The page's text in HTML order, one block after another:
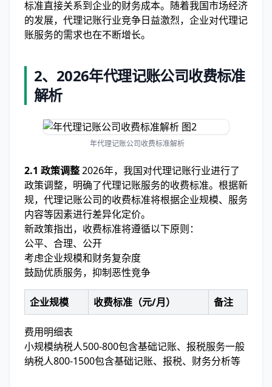
标准直接关系到企业的财务成本。随着我国市场经济
的发展，代理记账行业竞争日益激烈，企业对代理记
账服务的需求也在不断增长。
2、2026年代理记账公司收费标准
解析
年代理记账公司收费标准解析
2.1 政策调整2026年，我国对代理记账行业进行了
政策调整，明确了代理记账服务的收费标准。根据新
规，代理记账公司的收费标准将根据企业规模、服务
内容等因素进行差异化定价。
新政策指出，收费标准将遵循以下原则：
公平、合理、公开
考虑企业规模和财务复杂度
鼓励优质服务，抑制恶性竞争
企业规模 收费标准（元/月） 备注
费用明细表
小规模纳税人500-800包含基础记账、报税服务一般
纳税人800-1500包含基础记账、报税、财务分析等